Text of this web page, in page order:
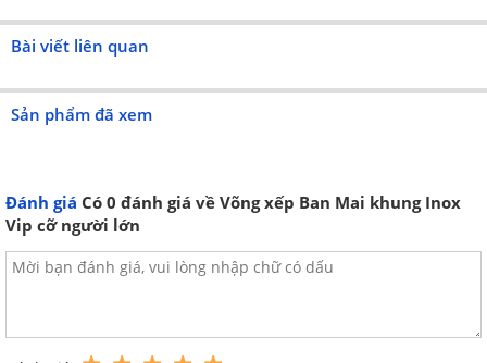
Thanh chống cong: điều chỉnh độ dài & độ cao của khung
Thanh chốt ngang cố định võng
Lưới võng cán gỗ to rộng
Mắt lưới nhỏ dày dặn
Bài viết liên quan
Sản phẩm đã xem
Đánh giá Có 0 đánh giá về Võng xếp Ban Mai khung Inox
Vip cỡ người lớn